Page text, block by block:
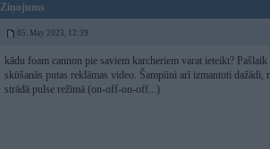
Ziņojums
05. May 2023, 12:39
kādu foam cannon pie saviem karcheriem varat ieteikt?
skūšanās putas reklāmas video. Šampūni arī izmantoti
strādā pulse režīmā (on-off-on-off...)